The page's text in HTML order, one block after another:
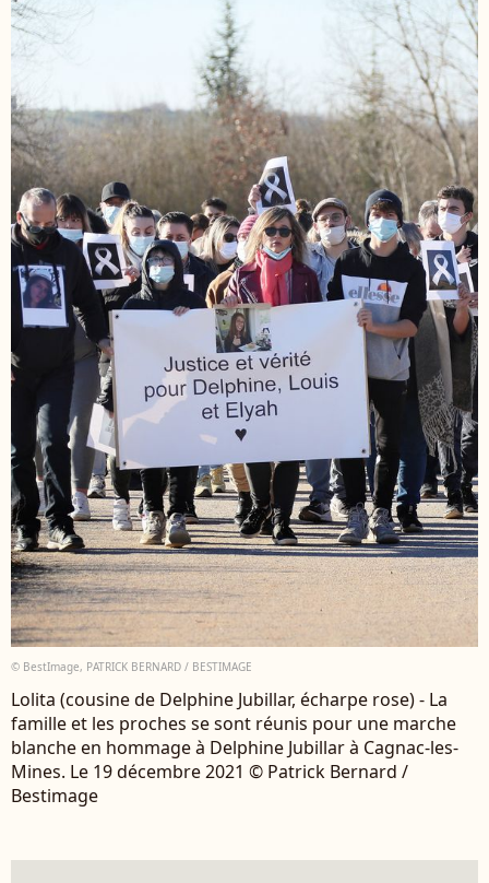
© BestImage, PATRICK BERNARD / BESTIMAGE
Lolita (cousine de Delphine Jubillar, écharpe rose) - La
famille et les proches se sont réunis pour une marche
blanche en hommage à Delphine Jubillar à Cagnac-les-
Mines. Le 19 décembre 2021 © Patrick Bernard /
Bestimage